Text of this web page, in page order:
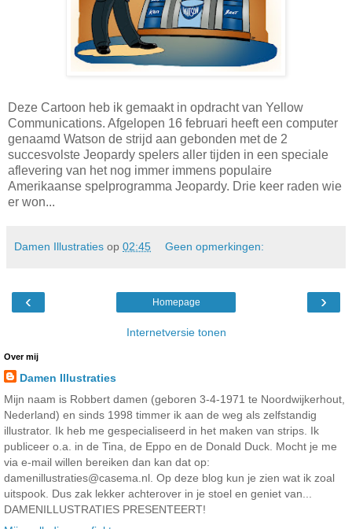
Deze Cartoon heb ik gemaakt in opdracht van Yellow
Communications. Afgelopen 16 februari heeft een computer
genaamd Watson de strijd aan gebonden met de 2
succesvolste Jeopardy spelers aller tijden in een speciale
aflevering van het nog immer immens populaire
Amerikaanse spelprogramma Jeopardy. Drie keer raden wie
er won...
Damen Illustraties op 02:45 Geen opmerkingen:
‹ ›
Homepage
Internetversie tonen
Over mij
Damen Illustraties
Mijn naam is Robbert damen (geboren 3-4-1971 te Noordwijkerhout,
Nederland) en sinds 1998 timmer ik aan de weg als zelfstandig
illustrator. Ik heb me gespecialiseerd in het maken van strips. Ik
publiceer o.a. in de Tina, de Eppo en de Donald Duck. Mocht je me
via e-mail willen bereiken dan kan dat op:
damenillustraties@casema.nl. Op deze blog kun je zien wat ik zoal
uitspook. Dus zak lekker achterover in je stoel en geniet van...
DAMENILLUSTRATIES PRESENTEERT!